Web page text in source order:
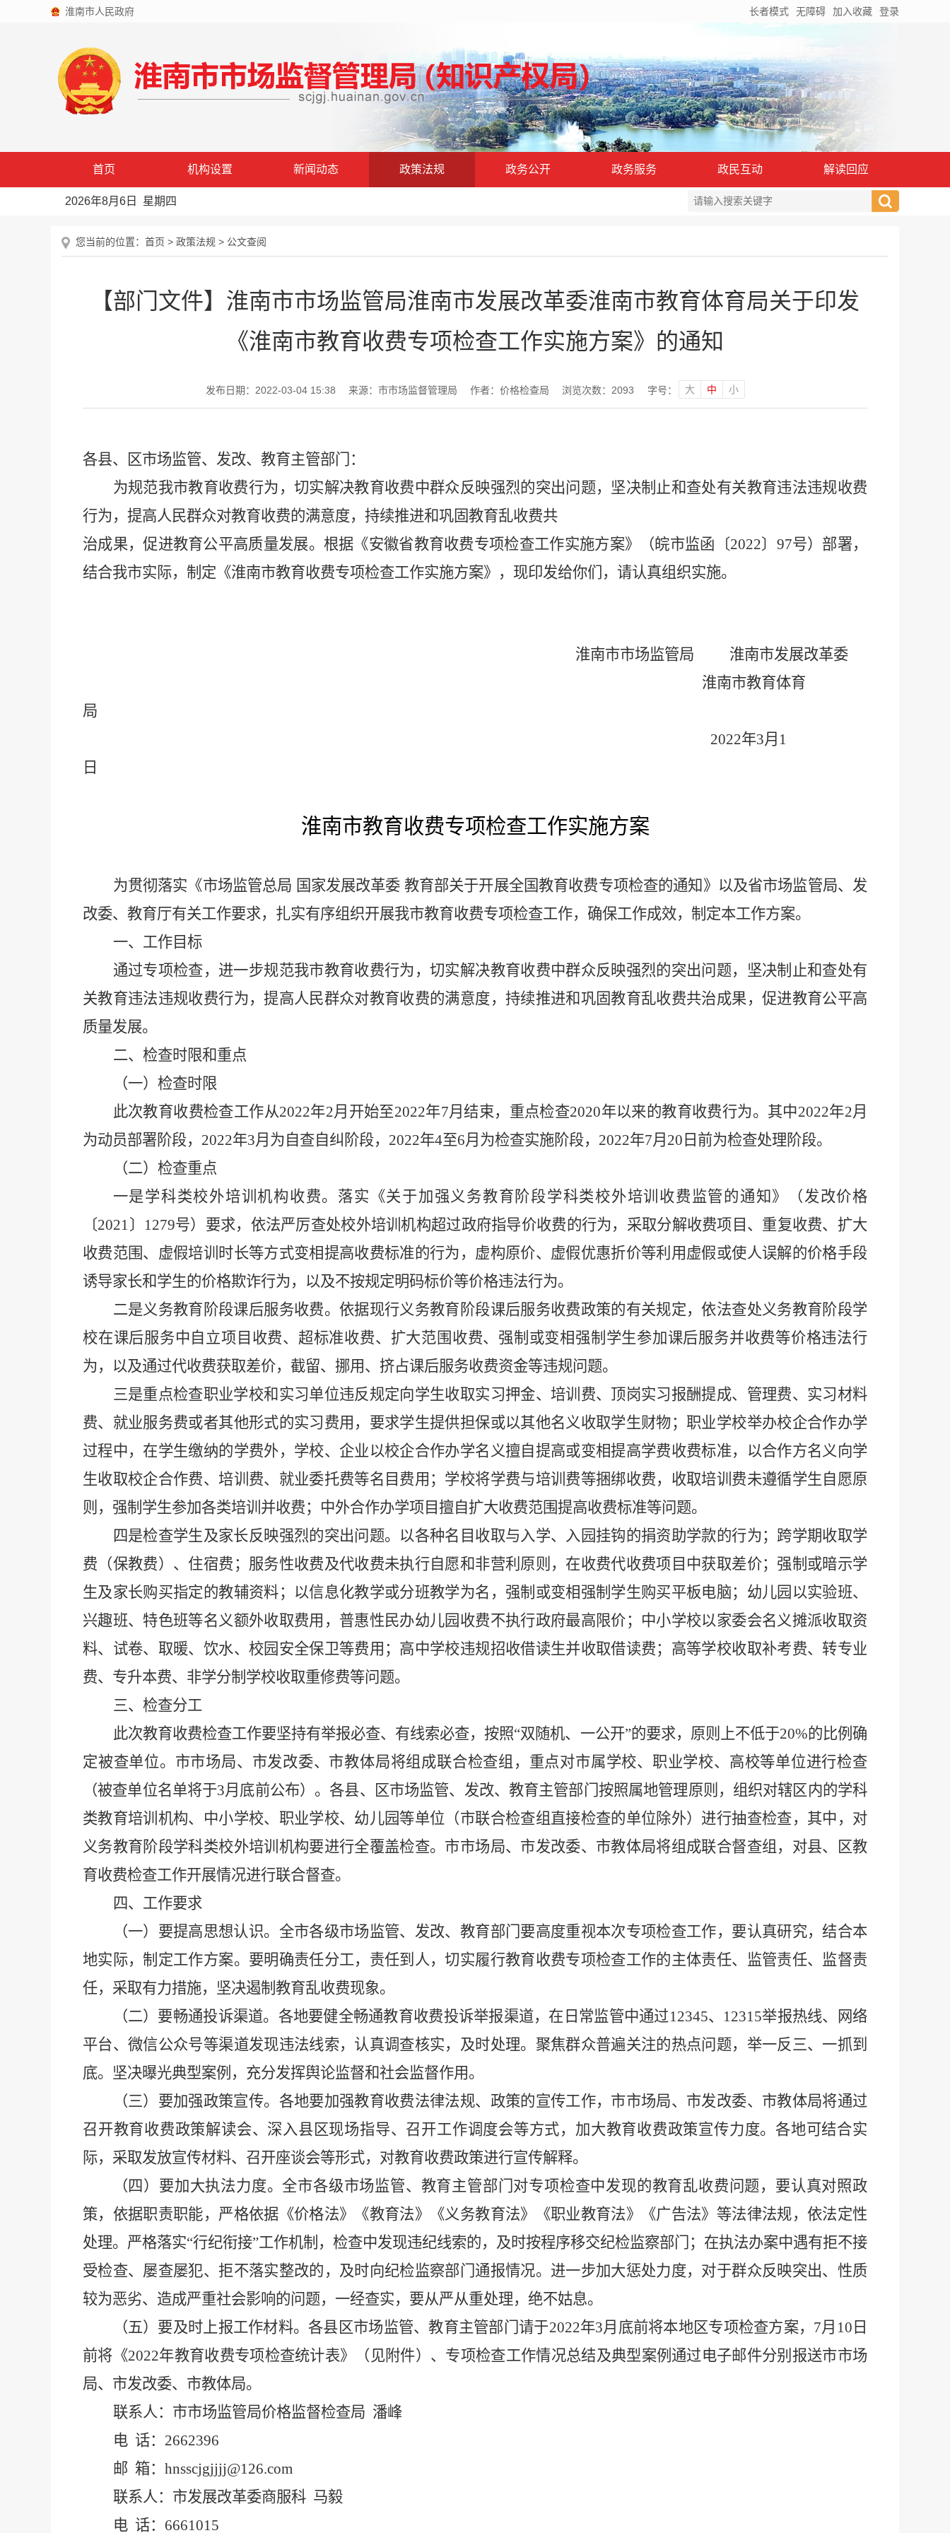
淮南市人民政府 长者模式 无障碍 加入收藏 登录
首页 机构设置 新闻动态 政策法规 政务公开 政务服务 政民互动 解读回应
2026年8月6日 星期四
您当前的位置： 首页 > 政策法规 > 公文查阅
【部门文件】淮南市市场监管局淮南市发展改革委淮南市教育体育局关于印发
《淮南市教育收费专项检查工作实施方案》的通知
发布日期：2022-03-04 15:38 来源：市市场监督管理局 作者：价格检查局 浏览次数： 2093 字号： 大 中 小
各县、区市场监管、发改、教育主管部门：
为规范我市教育收费行为，切实解决教育收费中群众反映强烈的突出问题，坚决制止和查处有关教育违法违规收费
行为，提高人民群众对教育收费的满意度，持续推进和巩固教育乱收费共
治成果，促进教育公平高质量发展。根据《安徽省教育收费专项检查工作实施方案》（皖市监函〔2022〕 97号）部署，
结合我市实际，制定《淮南市教育收费专项检查工作实施方案》，现印发给你们，请认真组织实施。
淮南市市场监管局 淮南市发展改革委
淮南市教育体育
局
2022年3月 1
日
淮南市教育收费专项检查工作实施方案
为贯彻落实《市场监管总局 国家发展改革委 教育部关于开展全国教育收费专项检查的通知》以及省市场监管局、发
改委、教育厅有关工作要求，扎实有序组织开展我市教育收费专项检查工作，确保工作成效，制定本工作方案。
一、工作目标
通过专项检查，进一步规范我市教育收费行为，切实解决教育收费中群众反映强烈的突出问题，坚决制止和查处有
关教育违法违规收费行为，提高人民群众对教育收费的满意度，持续推进和巩固教育乱收费共治成果，促进教育公平高
质量发展。
二、检查时限和重点
（一）检查时限
此次教育收费检查工作从2022年2月开始至2022年7月结束，重点检查2020年以来的教育收费行为。其中2022年2月
为动员部署阶段， 2022年3月为自查自纠阶段， 2022年4至6月为检查实施阶段， 2022年7月 20 日前为检查处理阶段。
（二）检查重点
一是学科类校外培训机构收费。落实《关于加强义务教育阶段学科类校外培训收费监管的通知》（发改价格
〔2021〕 1279号）要求，依法严厉查处校外培训机构超过政府指导价收费的行为，采取分解收费项目、重复收费、扩大
收费范围、虚假培训时长等方式变相提高收费标准的行为，虚构原价、虚假优惠折价等利用虚假或使人误解的价格手段
诱导家长和学生的价格欺诈行为，以及不按规定明码标价等价格违法行为。
二是义务教育阶段课后服务收费。依据现行义务教育阶段课后服务收费政策的有关规定，依法查处义务教育阶段学
校在课后服务中自立项目收费、超标准收费、扩大范围收费、强制或变相强制学生参加课后服务并收费等价格违法行
为，以及通过代收费获取差价，截留、挪用、挤占课后服务收费资金等违规问题。
三是重点检查职业学校和实习单位违反规定向学生收取实习押金、培训费、顶岗实习报酬提成、管理费、实习材料
费、就业服务费或者其他形式的实习费用，要求学生提供担保或以其他名义收取学生财物；职业学校举办校企合作办学
过程中，在学生缴纳的学费外，学校、企业以校企合作办学名义擅自提高或变相提高学费收费标准，以合作方名义向学
生收取校企合作费、培训费、就业委托费等名目费用；学校将学费与培训费等捆绑收费，收取培训费未遵循学生自愿原
则，强制学生参加各类培训并收费；中外合作办学项目擅自扩大收费范围提高收费标准等问题。
四是检查学生及家长反映强烈的突出问题。以各种名目收取与入学、入园挂钩的捐资助学款的行为；跨学期收取学
费（保教费）、住宿费；服务性收费及代收费未执行自愿和非营利原则，在收费代收费项目中获取差价；强制或暗示学
生及家长购买指定的教辅资料；以信息化教学或分班教学为名，强制或变相强制学生购买平板电脑；幼儿园以实验班、
兴趣班、特色班等名义额外收取费用，普惠性民办幼儿园收费不执行政府最高限价；中小学校以家委会名义摊派收取资
料、试卷、取暖、饮水、校园安全保卫等费用；高中学校违规招收借读生并收取借读费；高等学校收取补考费、转专业
费、专升本费、非学分制学校收取重修费等问题。
三、检查分工
此次教育收费检查工作要坚持有举报必查、有线索必查，按照“双随机、一公开”的要求，原则上不低于20%的比例确
定被查单位。市市场局、市发改委、市教体局将组成联合检查组，重点对市属学校、职业学校、高校等单位进行检查
（被查单位名单将于3月底前公布）。各县、区市场监管、发改、教育主管部门按照属地管理原则，组织对辖区内的学科
类教育培训机构、中小学校、职业学校、幼儿园等单位（市联合检查组直接检查的单位除外）进行抽查检查，其中，对
义务教育阶段学科类校外培训机构要进行全覆盖检查。市市场局、市发改委、市教体局将组成联合督查组，对县、区教
育收费检查工作开展情况进行联合督查。
四、工作要求
（一）要提高思想认识。全市各级市场监管、发改、教育部门要高度重视本次专项检查工作，要认真研究，结合本
地实际，制定工作方案。要明确责任分工，责任到人，切实履行教育收费专项检查工作的主体责任、监管责任、监督责
任，采取有力措施，坚决遏制教育乱收费现象。
（二）要畅通投诉渠道。各地要健全畅通教育收费投诉举报渠道，在日常监管中通过12345、 12315举报热线、网络
平台、微信公众号等渠道发现违法线索，认真调查核实，及时处理。聚焦群众普遍关注的热点问题，举一反三、一抓到
底。坚决曝光典型案例，充分发挥舆论监督和社会监督作用。
（三）要加强政策宣传。各地要加强教育收费法律法规、政策的宣传工作，市市场局、市发改委、市教体局将通过
召开教育收费政策解读会、深入县区现场指导、召开工作调度会等方式，加大教育收费政策宣传力度。各地可结合实
际，采取发放宣传材料、召开座谈会等形式，对教育收费政策进行宣传解释。
（四）要加大执法力度。全市各级市场监管、教育主管部门对专项检查中发现的教育乱收费问题，要认真对照政
策，依据职责职能，严格依据《价格法》《教育法》《义务教育法》《职业教育法》《广告法》等法律法规，依法定性
处理。严格落实“行纪衔接”工作机制，检查中发现违纪线索的，及时按程序移交纪检监察部门；在执法办案中遇有拒不接
受检查、屡查屡犯、拒不落实整改的，及时向纪检监察部门通报情况。进一步加大惩处力度，对于群众反映突出、性质
较为恶劣、造成严重社会影响的问题，一经查实，要从严从重处理，绝不姑息。
（五）要及时上报工作材料。各县区市场监管、教育主管部门请于2022年3月底前将本地区专项检查方案， 7月 10 日
前将《2022年教育收费专项检查统计表》（见附件）、专项检查工作情况总结及典型案例通过电子邮件分别报送市市场
局、市发改委、市教体局。
联系人：市市场监管局价格监督检查局 潘峰
电 话： 2662396
邮 箱： hnsscjgjjjj@126.com
联系人：市发展改革委商服科 马毅
电 话： 6661015